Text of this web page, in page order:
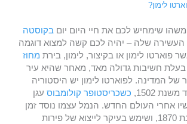
לימון?
שימחיש לכם את חיי היום יוםבקוסטה
העשירה שלה – יהיה לכם קשה למצוא דוגמה
פוארטו לימון או בקיצור, לימון, בירת מחוז
בעלת חשיבות גדולה מאד, מאחר שהיא עיר
של המדינה. לפוארטו לימון יש היסטוריה
1502,
כשכריסטופר קולומבוס עגן
אחרי העולם החדש. הנמל עצמו נוסד זמן
רב לאחר מכן, בשנת 1870, ושימש בעיקר לייצוא של פירות